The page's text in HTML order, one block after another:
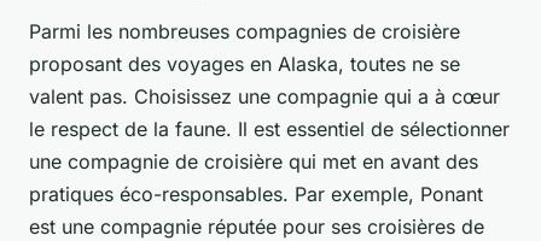
Parmi les nombreuses compagnies de croisière
proposant des voyages en Alaska, toutes ne se
valent pas. Choisissez une compagnie qui a à cœur
le respect de la faune. Il est essentiel de sélectionner
une compagnie de croisière qui met en avant des
pratiques éco-responsables. Par exemple, Ponant
est une compagnie réputée pour ses croisières de